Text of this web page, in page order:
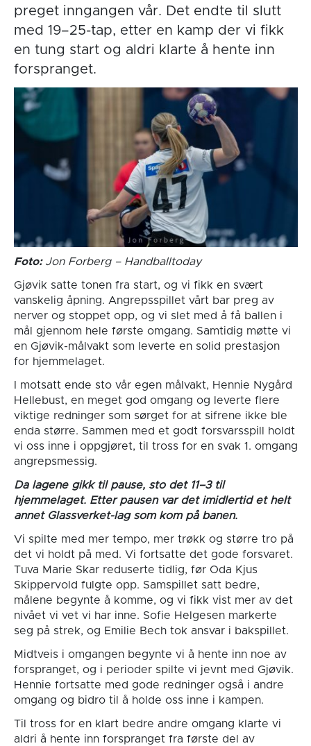
preget inngangen vår. Det endte til slutt
med 19–25-tap, etter en kamp der vi fikk
en tung start og aldri klarte å hente inn
forspranget.
Foto: Jon Forberg – Handballtoday
Gjøvik satte tonen fra start, og vi fikk en svært
vanskelig åpning. Angrepsspillet vårt bar preg av
nerver og stoppet opp, og vi slet med å få ballen i
mål gjennom hele første omgang. Samtidig møtte vi
en Gjøvik-målvakt som leverte en solid prestasjon
for hjemmelaget.
I motsatt ende sto vår egen målvakt, Hennie Nygård
Hellebust, en meget god omgang og leverte flere
viktige redninger som sørget for at sifrene ikke ble
enda større. Sammen med et godt forsvarsspill holdt
vi oss inne i oppgjøret, til tross for en svak 1. omgang
angrepsmessig.
Da lagene gikk til pause, sto det 11–3 til
hjemmelaget. Etter pausen var det imidlertid et helt
annet Glassverket-lag som kom på banen.
Vi spilte med mer tempo, mer trøkk og større tro på
det vi holdt på med. Vi fortsatte det gode forsvaret.
Tuva Marie Skar reduserte tidlig, før Oda Kjus
Skippervold fulgte opp. Samspillet satt bedre,
målene begynte å komme, og vi fikk vist mer av det
nivået vi vet vi har inne. Sofie Helgesen markerte
seg på strek, og Emilie Bech tok ansvar i bakspillet.
Midtveis i omgangen begynte vi å hente inn noe av
forspranget, og i perioder spilte vi jevnt med Gjøvik.
Hennie fortsatte med gode redninger også i andre
omgang og bidro til å holde oss inne i kampen.
Til tross for en klart bedre andre omgang klarte vi
aldri å hente inn forspranget fra første del av